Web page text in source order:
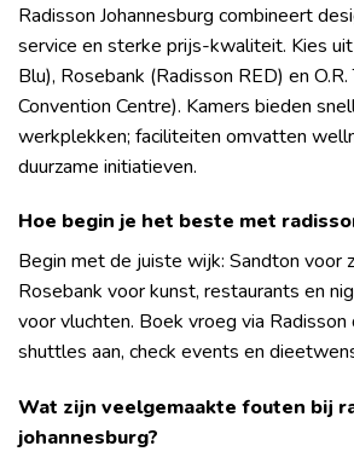
Radisson Johannesburg combineert
service en sterke prijs-kwaliteit. Kies
Blu), Rosebank (Radisson RED) en
Convention Centre). Kamers bieden
werkplekken; faciliteiten omvatten
duurzame initiatieven.
Hoe begin je het beste met
Begin met de juiste wijk: Sandton voor
Rosebank voor kunst, restaurants en
voor vluchten. Boek vroeg via Radisson
shuttles aan, check events en
Wat zijn veelgemaakte fouten bij
johannesburg?